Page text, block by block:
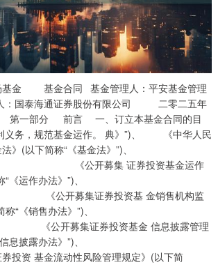
银行存款利息以及其他收入，因运用基金财产带来的成本或费用的节约计入收益 考虑其买入时的溢价与折价，在剩余存续期内平均摊销，每日计提损益 份额按照相关法规计算的每万份基金份额的日已实现收益 每百份基金份额的日已实现收益 笔费用从基金财产中扣除，属于基金的营运费用 申购款及其他资产的价值总和 值和各类基金份额每万份或每百份基金已实现收益和 7 日年化收益率的过程 金份额的累计未付收益 刊及《信息披露办法》规定的互联网网站（包括基金管理人网站、基金托管人网 站、中国证监会基金电子披露网站）等媒介 事件 以合理价格予以变现的资产，包括但不限于到期日在 10 个交易日以上的逆回购 与银行定期存款（含协议约定有条件提前支取的银行存款）、资产支持证券、因 发行人债务违约无法进行转让或交易的债券等 及其更新 额、D 类基金份额和 E 类基金份额。A 类、C 类和 D 类为场外基金份额，E 类为 场内基金份额。各类基金份额分设不同的基金代码，并分别公布每万份或每百份 基金已实现收益和七日年化收益率 为场外基金份额 为场外基金份额 为场外基金份额 为场内基金份额 第三部分 基金的基本情况 一、基金名称 平安交易型货币市场基金 二、基金的类别 货币市场基金 三、基金的运作方式 契约型、交易型开放式 四、基金的投资目标 在控制投资组合风险，保持流动性的前提下，力争实现超越业绩比较基准的 投资回报。 五、基金的最低募集份额总额和金额 本基金的最低募集份额总额为 2 亿份，基金募集金额不少于 2 亿元人民币。 六、基金份额初始面值和认购费用 本基金基金份额初始面值为人民币 1.00 元。 本基金不收取认购费。 七、基金存续期限 不定期 八、上市交易所 上海证券交易所 九、募集规模上限 本基金可设定募集规模上限，具体方案见招募说明书或基金份额发售公告。 十、基金份额类别设置 本基金设 A 类、C 类、D 类和 E 类四类基金份额，A 类、C 类和 D 类为场 外基金份额，E 类为场内基金份额。各类基金份额单独设置基金代码，并分别公 布基金份额的每万份或每百份基金已实现收益和各类份额的七日年化收益率。A 类、C 类和 D 类基金份额通过基金管理人指定的场外销售机构办理申购和赎回 等业务。E 类基金份额通过上海证券交易所场内交易平台办理申购和赎回等业务， 并在上海证券交易所上市交易。有关基金份额分类的具体规定详见招募说明书相 关章节。 投资者可自行选择申购的基金份额类别，不同基金份额类别之间不得互相转 换，但依据招募说明书及其更新或相关公告的约定因申购、赎回、基金转换等交 易而发生基金份额升级或者降级的除外。 在不违反法律法规、基金合同的约定以及对基金份额持有人利益无实质性不 利影响的情况下，基金管理人可增加、减少或调整基金份额类别设置、对基金份 额分类办法及规则进行调整并在调整实施之日前依照《信息披露办法》的有关规 定在规定媒介上公告，不需要召开基金份额持有人大会。 第四部分 基金份额的发售 一、基金份额的发售时间、发售方式、发售对象 自基金份额发售之日起最长不得超过 3 个月，具体发售时间见基金份额发售 公告。 本基金将通过场外认购和场内认购两种方式公开发售。场外将通过基金管理 人的直销网点及基金场外代销机构的代销网点发售；场内认购包括网上现金认购 和网下现金认购两种方式。网上现金认购方式是指投资人通过基金管理人指定的 发售代理机构用上海证券交易所网上系统以现金进行的认购，网下现金认购方式 是指投资人通过基金管理人及其指定的发售代理机构以现金进行的认购。销售机 构具体名单见基金份额发售公告以及基金管理人届时发布的调整销售机构的相 关公告。 符合法律法规规定的可投资于证券投资基金的个人投资者、机构投资者、合 格境外投资者以及法律法规或中国证监会允许购买证券投资基金的其他投资人。 二、基金份额的认购 本基金不收取认购费。 场外有效认购款项在募集期间产生的利息将折算为基金份额归基金份额持 有人所有，其中利息转份额以登记机构的记录为准。 场内有效认购款项在募集期间产生的利息计入基金财产。 本基金基金份额初始面值为人民币 1.00 元，按初始面值发售，认购价格为 每份基金份额人民币 1.00 元。基金认购份额具体的计算方法在招募说明书中列 示。 认购份额余额具体的处理方式在招募说明书中列示。 销售机构对认购申请的受理并不代表该申请一定成功，而仅代表销售机构已 经接收到认购申请。认购的确认以登记机构的确认结果为准。对于认购申请及认 购份额的确认情况，投资人应及时查询并妥善行使合法权利。 三、基金份额认购金额的限制 体限制请参看招募说明书。 体限制和处理方法请参看招募说明书。 第五部分 基金备案 一、基金备案的条件 本基金自基金份额发售之日起 3 个月内，在基金募集份额总额不少于 2 亿 份，基金募集金额不少于 2 亿元人民币且基金认购人数不少于 200 人的条件下， 基金管理人依据法律法规及招募说明书可以决定停止基金发售，并在 10 日内聘 请法定验资机构验资，自收到验资报告之日起 10 日内，向中国证监会办理基金 备案手续。 基金募集达到基金备案条件的，自基金管理人办理完毕基金备案手续并取 得中国证监会书面确认之日起，《基金合同》生效；否则《基金合同》不生效。 基金管理人在收到中国证监会确认文件的次日对《基金合同》生效事宜予以公 告。基金管理人应将基金募集期间募集的资金存入专门账户，在基金募集行为 结束前，任何人不得动用。 二、基金合同不能生效时募集资金的处理方式 如果募集期限届满，未满足基金备案条件，基金管理人应当承担下列责任： 期活期存款利息； 基金管理人、基金托管人和销售机构为基金募集支付之一切费用应由各方各自承 担。 三、基金存续期内的基金份额持有人数量和资产规模 《基金合同》生效后，连续 20 个工作日出现基金份额持有人数量不满 200 人或者基金资产净值低于 5000 万元情形的，基金管理人应当在定期报告中予以 披露；连续 60 个工作日出现前述情形的，基金管理人应当向中国证监会报告并 提出解决方案，如转换运作方式、与其他基金合并或者终止基金合同等，并召开 基金份额持有人大会进行表决。 法律法规另有规定时，从其规定。 第六部分 基金份额的折算与上市交易 一、基金份额的折算 本基金合同生效后，本基金 E 类基金份额进行基金份额折算，A 类基金份 额、C 类基金份额和 D 类基金份额不进行基金份额折算。下述为 E 类基金份额 的折算规则： 基金合同生效当日，基金管理人办理 E 类基金份额折算。 基金份额折算由基金管理人办理，并由注册登记机构进行基金份额的变更登 记。E 类基金份额折算后，本基金的基金份额总额与基金份额持有人持有的基金 份额数额将发生调整，但调整后基金份额持有人所持有的基金份额的净值占基金 资产净值的比例不发生变化。基金份额折算对基金份额持有人的权益无实质性影 响。 基金份额持有人持有的每一基金份额在其对应的份额类别内拥有平等的投 票权。E 类基金份额折算后，每份 E 类基金份额与每 100 份 A 类/C 类/D 类基金 份额拥有同等投票权。由于 A 类基金份额、C 类基金份额和 D 类基金份额的初 始面值为 1 元，E 类基金份额在基金合同生效日折算后的面值为 100 元，因此在 计算包括但不限于提议召开基金份额持有人大会、参加基金份额持有人大会、基 金份额持有人大会提案和表决、提名新任基金管理人和基金托管人、基金财产清 算后剩余资产分配等事项的基金份额持有人所持有的基金份额和基金总份额时， 每 100 份 A 类/C 类/D 类基金份额等同于 1 份 E 类基金份额。基金份额持有人持 有的同一类别内的每一基金份额拥有平等的投票权。 如果基金份额折算过程中发生不可抗力，基金管理人可延迟办理基金份额折 算。 折算后 E 类基金份额持有人持有的基金份额=折算前 E 类基金份额持有人持 有的基金份额/100 折算后 E 类每份基金份额对应的面值为 100 元。 E 类基金份额折算的具体安排和结果将另行公告。 二、E 类基金份额的上市交易 （一）基金份额的上市 基金合同生效后，具备下列条件的，基金管理人可依据《上海证券交易所证 券投资基金上市规则》，向上海证券交易所申请 E 类基金份额上市： 基金上市前，基金管理人应与上海证券交易所签订上市协议书。基金获准在 上海证券交易所上市的，基金管理人应按规定在规定媒介上刊登基金上市交易公 告书。 （二）基金份额的上市交易 本基金基金份额在上海证券交易所上市交易的规则、费用、停复牌、暂停上 市、恢复上市等需遵照《上海证券交易所交易规则》、 《上海证券交易所证券投资 基金上市规则》等有关规定。 （三）终止上市交易 基金份额上市交易后，有下列情形之一的，上海证券交易所可终止基金的上 市交易，并报中国证监会备案： 基金管理人应当在收到上海证券交易所终止基金上市的决定后按照规定在 规定媒介公告。 （四）相关法律法规、中国证监会及上海证券交易所对基金上市交易的规则等 相关规定进行调整的，应当以届时有效的法律法规和规则为准。若上海证券交易所、 中国证券登记结算有限责任公司增加本基金上市交易方面的新功能，基金管理人 与基金托管人协商一致增加相应功能的，基金管理人应在实施日前依照《信息披露 办法》的有关规定在规定媒介上公告，无需召开基金份额持有人大会。 第七部分 基金份额的申购与赎回 一、申购和赎回场所 本基金基金份额的申购与赎回包括场外和场内两种方式。本基金 A 类基金 份额、C 类基金份额和 D 类基金份额通过场外方式办理申购和赎回等业务；E 类 基金份额通过场内方式办理申购和赎回等业务； 场外申购和赎回：通过基金管理人的直销网点及基金场外代销机构的代销网 点办理。 场内申购和赎回：通过申购赎回代理券商办理基金申购、赎回业务的营业场 所或按申购赎回代理券商提供的其他方式办理。 具体的销售网点及申购赎回代理券商名单将由基金管理人在招募说明书或 其他相关公告中列明。基金管理人可根据情况变更或增减销售机构，并在管理人 网站公示。基金投资人应当在销售机构办理基金销售业务的营业场所或按销售机 构提供的其他方式办理基金份额的申购与赎回。若基金管理人或其指定的销售机 构开通电话、传真或网上等交易方式，投资人可以通过上述方式进行申购与赎回。 二、申购和赎回的开放日及时间 投资人在开放日办理基金份额的申购和赎回，具体办理时间在招募说明书中 规定，但基金管理人根据法律法规、中国证监会的要求或本基金合同的规定公告 暂停申购、赎回时除外。 基金合同生效后，若出现新的证券交易市场、证券交易所交易时间变更或其 他特殊情况，基金管理人将视情况对前述开放日及开放时间进行相应的调整，但 应在实施日前依照《信息披露办法》的有关规定在规定媒介上公告。 基金管理人自基金合同生效之日起不超过 3 个月开始办理申购，具体业务办 理时间在申购开始公告中规定。 基金管理人自基金合同生效之日起不超过 3 个月开始办理赎回，具体业务办 理时间在赎回开始公告中规定。 在确定申购开始与赎回开始时间后，基金管理人应在申购、赎回开放日前依 照《信息披露办法》的有关规定在规定媒介上公告申购与赎回的开始时间。 基金管理人不得在基金合同约定之外的日期或者时间办理基金份额的申购、 赎回或者转换。投资人在基金合同约定之外的日期和时间提出申购、赎回或转换 申请且登记机构确认接受的，视为下一开放日的申购、赎回或转换申请。 三、场外申购与赎回 A 类基金份额、C 类基金份额和 D 类基金份额通过场外进行申购赎回。 （一）申购与赎回的原则 售机构另有规定的，以基金销售机构的规定为准； 基金管理人可在法律法规允许的情况下，对上述原则进行调整。基金管理人 必须在新规则开始实施前依照《信息披露办法》的有关规定在规定媒介上公告。 （二）申购与赎回的程序 投资人必须根据销售机构规定的程序，在开放日的具体业务办理时间内提出 申购或赎回的申请。 投资人申购基金份额时，必须全额交付申购款项，否则所提交的申购申请不 成立。投资人在提交赎回申请时须持有足够的基金份额余额，否则所提交的赎回 申请不成立。投资人交付申购款项，申购成立；登记机构确认基金份额时，申购 生效。 基金份额持有人递交赎回申请，赎回成立；登记机构确认赎回时，赎回生效。 投资人 T 日赎回申请成功后，基金管理人将在 T＋7 日(包括该日)内支付赎 回款项。如遇证券交易所或交易市场数据传输延迟、通讯系统故障、银行交换系 统故障或其他非基金管理人及基金托管人所能控制的因素影响了业务流程，则赎 回款项划付时间相应顺延。在发生巨额赎回时，款项的支付办法参照本基金合同 有关条款处理。 基金管理人应以开放日规定时间结束前受理有效申购和赎回申请的当天作 为申购或赎回申请日(T 日)，在正常情况下，本基金登记机构在 T+1 日内对该交 易的有效性进行确认。T 日提交的有效申请，投资人可在 T+2 日后(包括该日)及 时到销售网点柜台或以销售机构规定的其他方式查询申请的确认情况。若申购不 成功，则申购款项退还给投资人。 基金销售机构对申购、赎回申请的受理并不代表申请一定成功，而仅代表销 售机构确实接收到申请。申购、赎回的确认以登记机构的确认结果为准。对于申 请的确认情况，投资人应及时查询并妥善行使合法权利。 （三）申购和赎回的数量限制 回的最低份额，具体规定请参见招募说明书或相关公告。 体规定请参见招募说明书或相关公告。 参见招募说明书或相关公告。 累计申购金额/净申购金额上限、单笔申购上限。 份额的数量限制。基金管理人必须在调整实施前依照《信息披露办法》的有关规 定在规定媒介上公告。 基金管理人应当采取设定单一投资者申购金额上限或基金单日净申购比例上限、 拒绝大额申购、暂停基金申购等措施，切实保护存量基金份额持有人的合法权益。 基金管理人基于投资运作与风险控制的需要，可采取上述措施对基金规模予以控 制。 （四）申购和赎回的价格、费用及其用途 时，为确保基金平稳运作，避免诱发系统性风险，对当日单个基金份额持有人申 请赎回基金份额超过基金总份额的 1%以上的赎回申请（超过 1%的部分）征收 托管人协商确认上述做法无益于基金利益最大化的情形除外： （1）在满足相关流动性风险管理要求的前提下，当基金持有的现金、国债、 中央银行票据、政策性金融债券以及 5 个交易日内到期的其他金融工具占基金资 产净值的比例合计低于 5%且偏离度为负时； （2）当本基金前 10 名基金份额持有人的持有份额合计超过基金总份额 50% 的，且本基金投资组合中现金、国债、中央银行票据、政策性金融债券以及 5 个 交易日内到期的其他金融工具占基金资产净值的比例合计低于 10%且偏离度为 负时。 元。 四、场内申购与赎回 E 类基金份额通过场内进行申购赎回。 （一）申购与赎回的原则 基金管理人可在法律法规允许的情况下，对上述原则进行调整。基金管理人 必须在新规则开始实施前依照《信息披露办法》的有关规定在规定媒介上公告。 （二）申购与赎回的程序 投资人必须根据申购赎回代理券商规定的程序，在开放日的具体业务办理时 间内提出申购或赎回的申请。 投资人在申购本基金时须根据申购赎回清单备足相应数量的现金。投资人在 提交赎回申请时，必须有足够的基金份额余额，否则所提交的申购、赎回的申请 无效而不予成交。 投资人 T 日赎回申请成功后，基金管理人将在 T＋7 日(包括该日)内支付赎 回款项。 如投资人未能提供符合要求的申购对价，则申购申请失败。如投资人持有的 符合要求的基金份额不足，则赎回申请失败。投资人申购、赎回申请按上海证券 交易所和中国证券登记结算有限责任公司相关业务规则进行确认。